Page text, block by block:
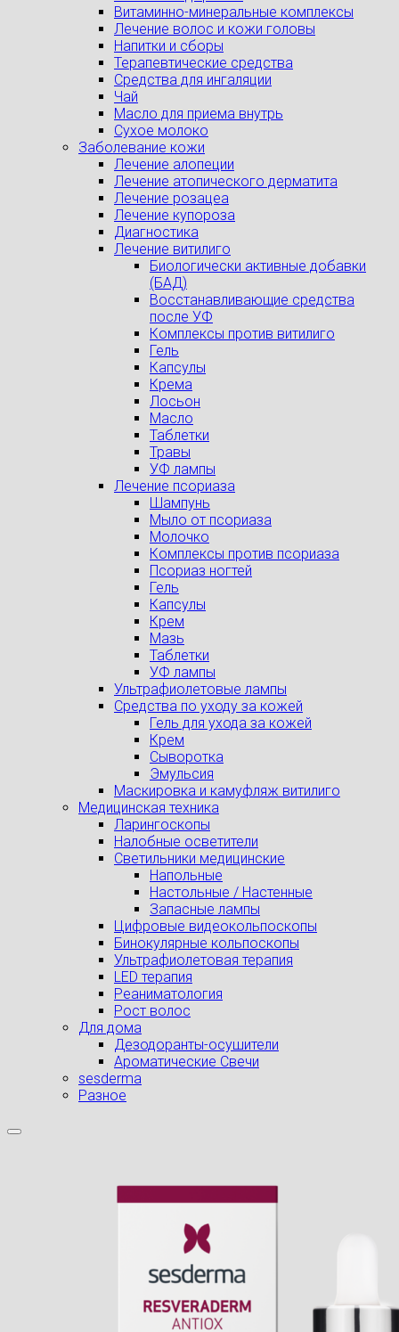
Витаминно-минеральные комплексы
Лечение волос и кожи головы
Напитки и сборы
Терапевтические средства
Средства для ингаляции
Чай
Масло для приема внутрь
Сухое молоко
Заболевание кожи
Лечение алопеции
Лечение атопического дерматита
Лечение розацеа
Лечение купороза
Диагностика
Лечение витилиго
Биологически активные добавки
(БАД)
Восстанавливающие средства
после УФ
Комплексы против витилиго
Гель
Капсулы
Крема
Лосьон
Масло
Таблетки
Травы
УФ лампы
Лечение псориаза
Шампунь
Мыло от псориаза
Молочко
Комплексы против псориаза
Псориаз ногтей
Гель
Капсулы
Крем
Мазь
Таблетки
УФ лампы
Ультрафиолетовые лампы
Средства по уходу за кожей
Гель для ухода за кожей
Крем
Сыворотка
Эмульсия
Маскировка и камуфляж витилиго
Медицинская техника
Ларингоскопы
Налобные осветители
Светильники медицинские
Напольные
Настольные / Настенные
Запасные лампы
Цифровые видеокольпоскопы
Бинокулярные кольпоскопы
Ультрафиолетовая терапия
LED терапия
Реаниматология
Рост волос
Для дома
Дезодоранты-осушители
Ароматические Свечи
sesderma
Разное